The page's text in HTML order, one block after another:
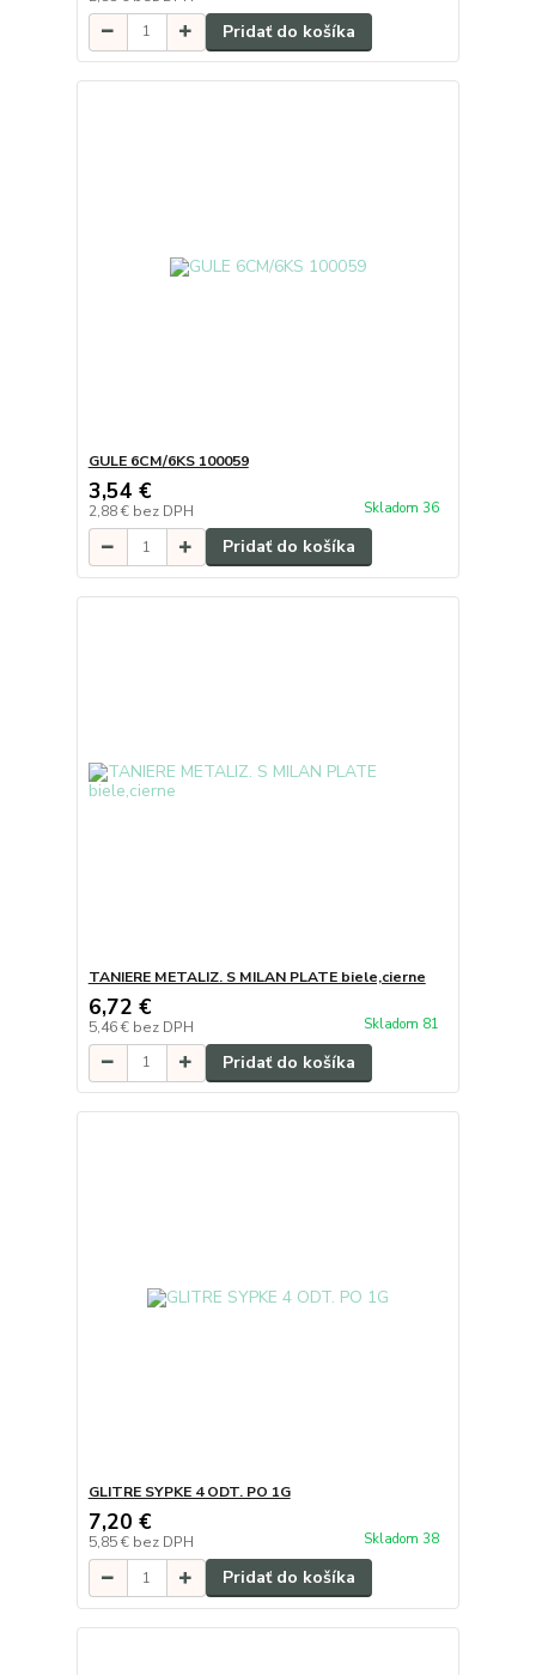
Pridať do košíka
GULE 6CM/6KS 100059
3,54 €
2,88 € bez DPH Skladom 36
Pridať do košíka
TANIERE METALIZ. S MILAN PLATE biele,cierne
6,72 €
5,46 € bez DPH Skladom 81
Pridať do košíka
GLITRE SYPKE 4 ODT. PO 1G
7,20 €
5,85 € bez DPH Skladom 38
Pridať do košíka